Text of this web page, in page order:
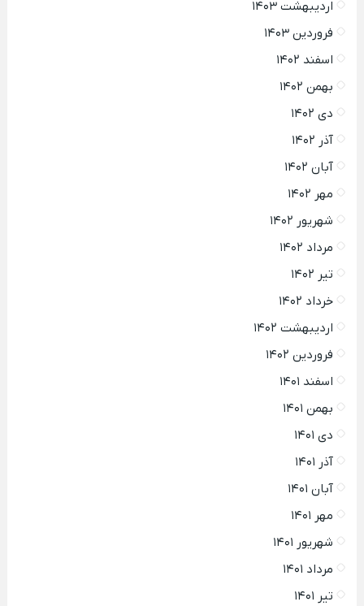
اردیبهشت ۱۴۰۳
فروردین ۱۴۰۳
اسفند ۱۴۰۲
بهمن ۱۴۰۲
دی ۱۴۰۲
آذر ۱۴۰۲
آبان ۱۴۰۲
مهر ۱۴۰۲
شهریور ۱۴۰۲
مرداد ۱۴۰۲
تیر ۱۴۰۲
خرداد ۱۴۰۲
اردیبهشت ۱۴۰۲
فروردین ۱۴۰۲
اسفند ۱۴۰۱
بهمن ۱۴۰۱
دی ۱۴۰۱
آذر ۱۴۰۱
آبان ۱۴۰۱
مهر ۱۴۰۱
شهریور ۱۴۰۱
مرداد ۱۴۰۱
تیر ۱۴۰۱